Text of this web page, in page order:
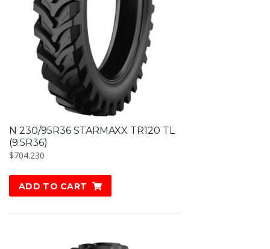
N 230/95R36 STARMAXX TR120 TL
(9.5R36)
$704.230
ADD TO CART